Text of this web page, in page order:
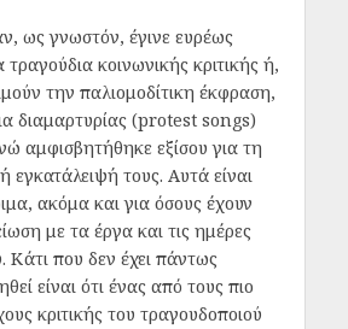
ως γνωστόν, έγινε ευρέως
κοινωνικής κριτικής ή,
την παλιομοδίτικη έκφραση,
διαμαρτυρίας (protest songs)
αμφισβητήθηκε εξίσου για τη
εγκατάλειψή τους. Αυτά είναι
ακόμα και για όσους έχουν
με τα έργα και τις ημέρες
Κάτι που δεν έχει πάντως
είναι ότι ένας από τους πιο
κριτικής του τραγουδοποιού